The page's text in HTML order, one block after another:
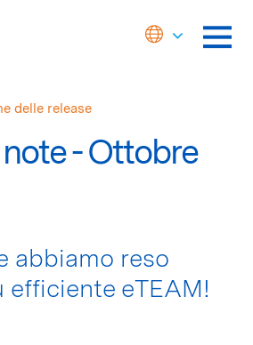
- Ottobre
abbiamo reso
efficiente eTEAM!
delle release